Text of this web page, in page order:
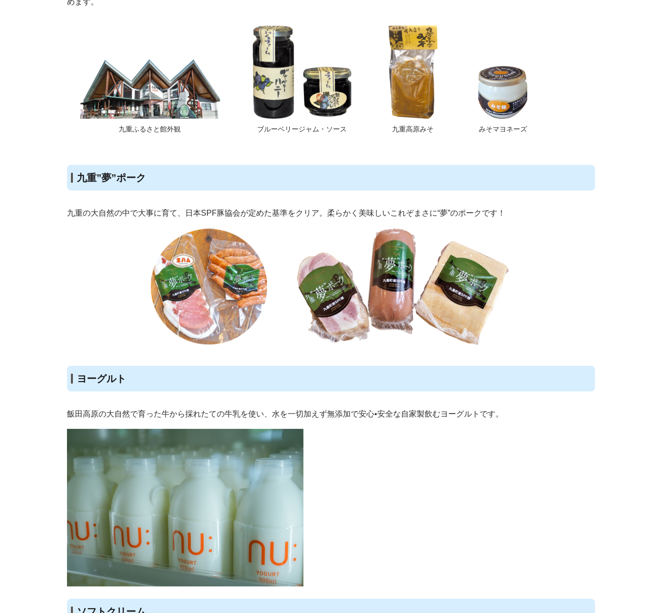
九重ふるさと館外観 ブルーベリージャム・ソース 九重高原みそ みそマヨネーズ
九重”夢”ポーク
九重の大自然の中で大事に育て、日本SPF豚協会が定めた基準をクリア。柔らかく美味しいこれぞまさに“夢”のポークです！
ヨーグルト
飯田高原の大自然で育った牛から採れたての牛乳を使い、水を一切加えず無添加で安心•安全な自家製飲むヨーグルトです。